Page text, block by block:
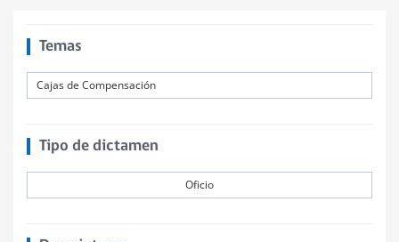
Temas
Cajas de Compensación
Tipo de dictamen
Oficio